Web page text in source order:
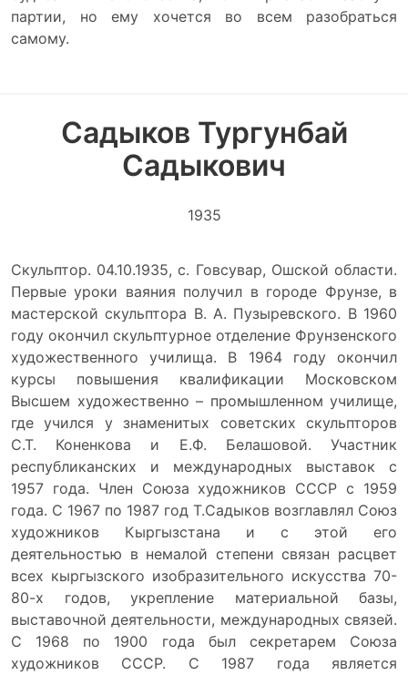
партии, но ему хочется во всем разобраться
самому.
Садыков Тургунбай
Садыкович
1935
Скульптор. 04.10.1935, с. Говсувар, Ошской области.
Первые уроки ваяния получил в городе Фрунзе, в
мастерской скульптора В. А. Пузыревского. В 1960
году окончил скульптурное отделение Фрунзенского
художественного училища. В 1964 году окончил
курсы повышения квалификации Московском
Высшем художественно – промышленном училище,
где учился у знаменитых советских скульпторов
С.Т. Коненкова и Е.Ф. Белашовой. Участник
республиканских и международных выставок с
1957 года. Член Союза художников СССР с 1959
года. С 1967 по 1987 год Т.Садыков возглавлял Союз
художников Кыргызстана и с этой его
деятельностью в немалой степени связан расцвет
всех кыргызского изобразительного искусства 70-
80-х годов, укрепление материальной базы,
выставочной деятельности, международных связей.
С 1968 по 1900 года был секретарем Союза
художников СССР. С 1987 года является